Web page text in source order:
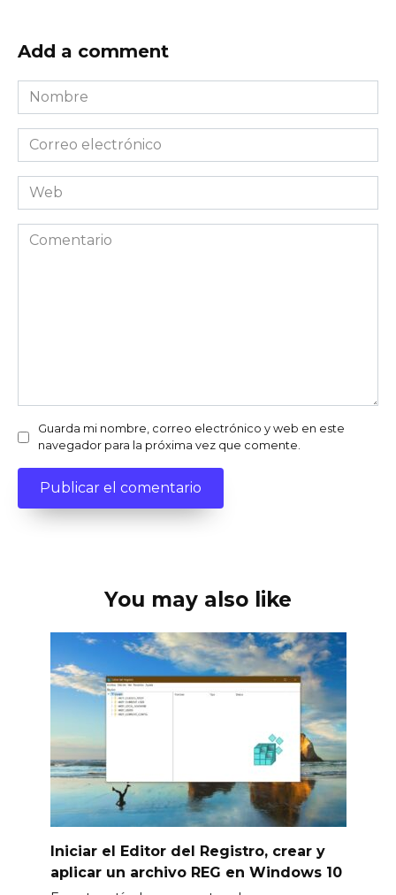
Add a comment
Nombre
*
Correo
electrónico
*Web
Comentario
Guarda mi nombre, correo electrónico y web en este
navegador para la próxima vez que comente.
You may also like
Iniciar el Editor del Registro, crear y
aplicar un archivo REG en Windows 10